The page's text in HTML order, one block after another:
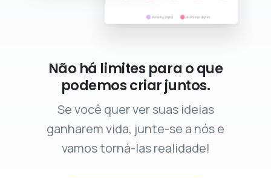
Não há limites para o que
podemos criar juntos.
Se você quer ver suas ideias
ganharem vida, junte-se a nós e
vamos torná-las realidade!